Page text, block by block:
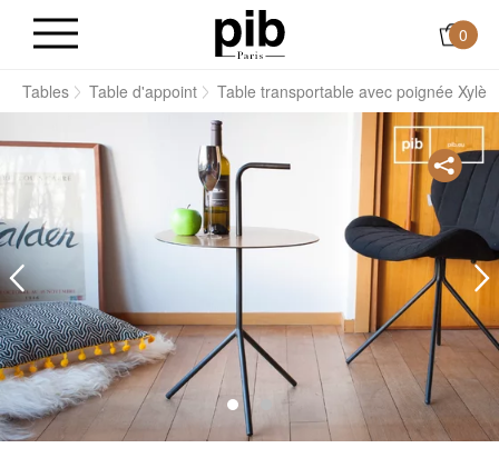
0
Tables Table d'appoint Table transportable avec poignée